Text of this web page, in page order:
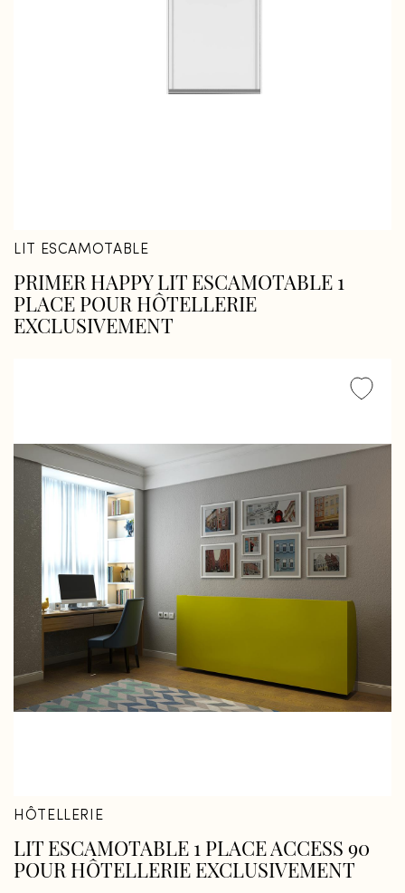
LIT ESCAMOTABLE
PRIMER HAPPY LIT ESCAMOTABLE 1
PLACE POUR HÔTELLERIE
EXCLUSIVEMENT
HÔTELLERIE
LIT ESCAMOTABLE 1 PLACE ACCESS 90
POUR HÔTELLERIE EXCLUSIVEMENT